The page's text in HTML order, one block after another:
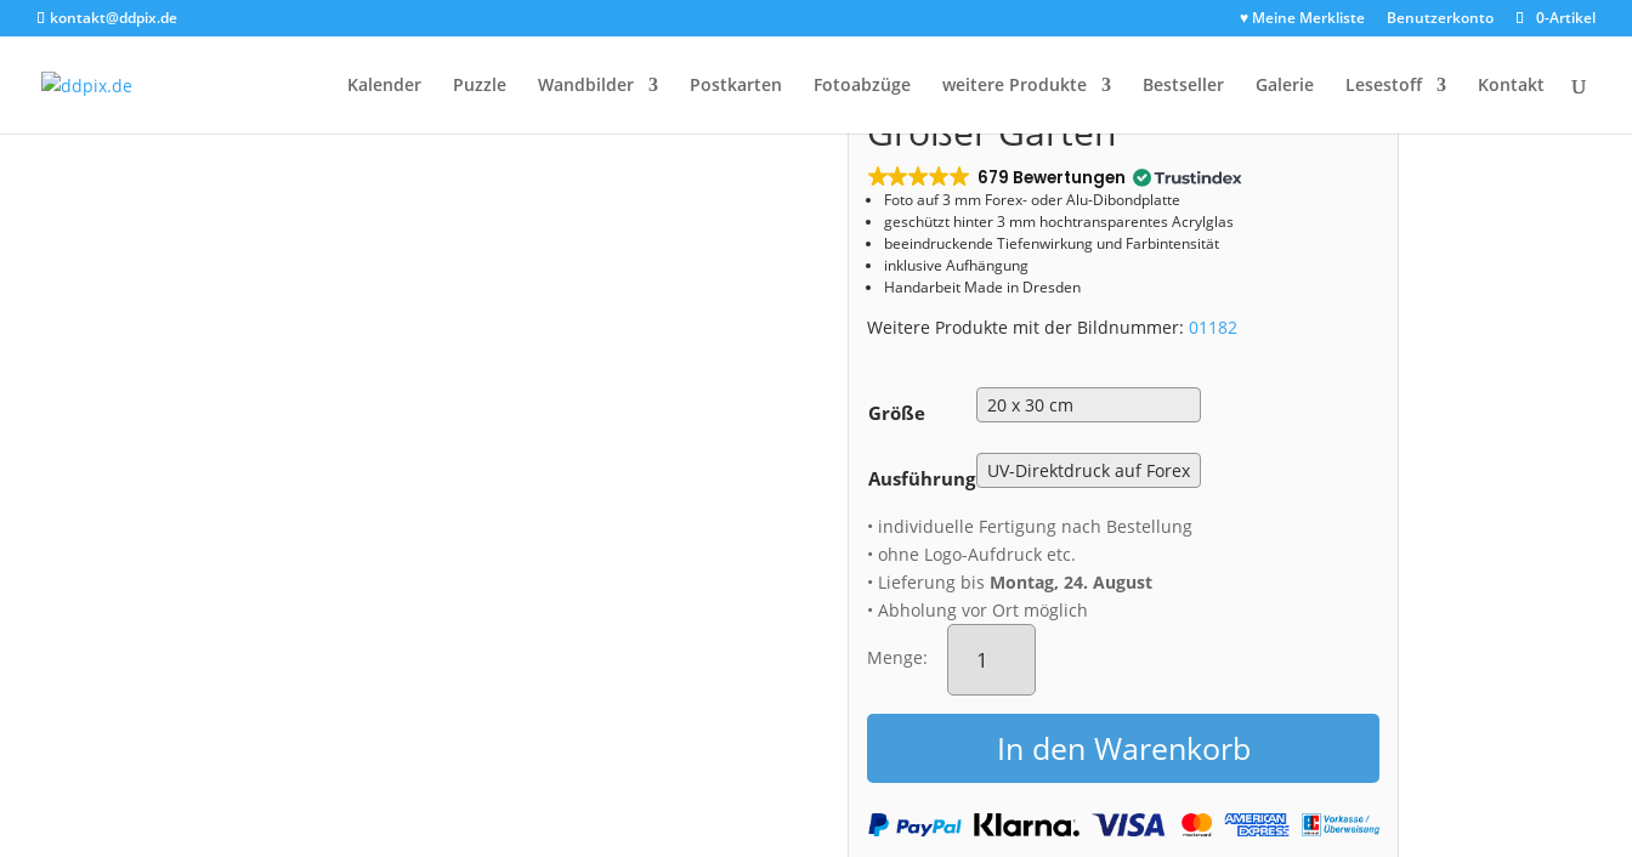
kontakt@ddpix.de ♥ Meine Merkliste Benutzerkonto 0-Artikel
Kalender Puzzle Wandbilder Postkarten Fotoabzüge weitere Produkte Bestseller Galerie Lesestoff Kontakt
Start/Shop/Acryl Board/ Acryl Board (01182) Großer Garten
Acryl Board (01182)
Großer Garten
679 Bewertungen
Foto auf 3 mm Forex- oder Alu-Dibondplatte
geschützt hinter 3 mm hochtransparentes Acrylglas
beeindruckende Tiefenwirkung und Farbintensität
inklusive Aufhängung
Handarbeit Made in Dresden
Weitere Produkte mit der Bildnummer:01182
Größe
Ausführung
• individuelle Fertigung nach Bestellung
• ohne Logo-Aufdruck etc.
• Lieferung bis Montag, 24. August
• Abholung vor Ort möglich
Menge:
Acryl
Board
Großer
Garten
MengeIn den Warenkorb